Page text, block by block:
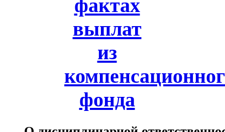
фактах
выплат
из
фонда